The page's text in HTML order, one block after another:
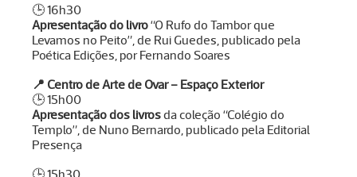
🕒 16h30
Apresentação do livro“O Rufo do Tambor que
Levamos no Peito”, de Rui Guedes, publicado pela
Poética Edições, por Fernando Soares
📍 Centro de Arte de Ovar – Espaço Exterior
🕒 15h00
Apresentação dos livrosda coleção “Colégio do
Templo”, de Nuno Bernardo, publicado pela Editorial
Presença